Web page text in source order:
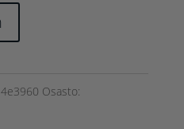
Osasto: